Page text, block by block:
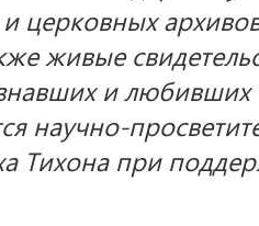
и церковных
живые
и любивших
научно-
Тихона при